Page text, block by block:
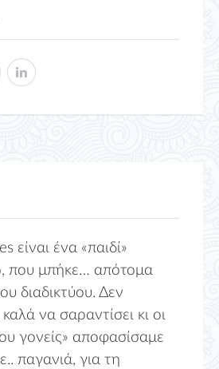
είναι ένα «παιδί»
που μπήκε… απότομα
διαδικτύου. Δεν
να σαραντίσει κι οι
γονείς» αποφασίσαμε
παγανιά, για τη